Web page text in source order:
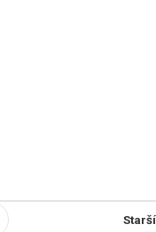
Starší